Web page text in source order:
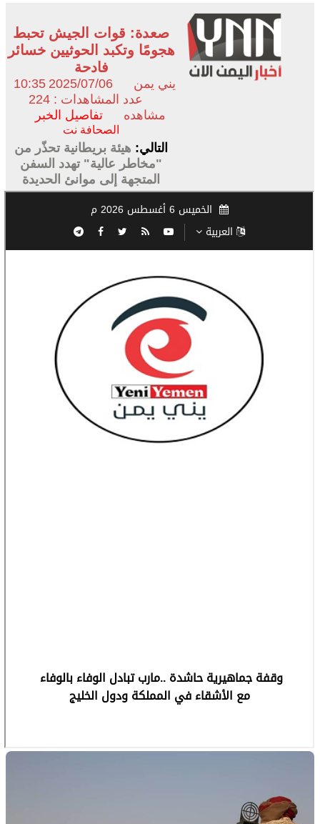
صعدة: قوات الجيش تحبط
هجومًا وتكبد الحوثيين خسائر
فادحة
يني يمن 2025/07/06
10:35
عدد المشاهدات : 224
مشاهده
تفاصيل الخبر
الصحافة نت
التالي: هيئة بريطانية تحذّر من
"مخاطر عالية" تهدد السفن
المتجهة إلى موانئ الحديدة